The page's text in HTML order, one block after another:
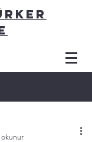
okunur